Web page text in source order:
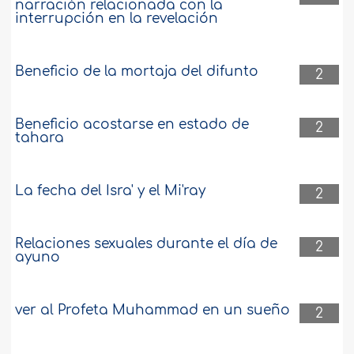
narración relacionada con la
interrupción en la revelación
2
Beneficio de la mortaja del difunto
2
Beneficio acostarse en estado de
tahara
2
La fecha del Isra' y el Mi'ray
2
Relaciones sexuales durante el día de
ayuno
2
ver al Profeta Muhammad en un sueño